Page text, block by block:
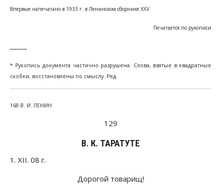
Впервые напечатано в 1933 г. в Ленинском сборнике XXV
Печатается по рукописи
* Рукопись документа частично разрушена. Слова, взятые в квадратные
скобки, восстановлены по смыслу. Ред.
168 В. И. ЛЕНИН
129
В. К. ТАРАТУТЕ
1. XII. 08 г.
Дорогой товарищ!